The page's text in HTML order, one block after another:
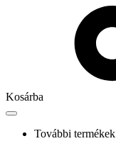
Kosárba
További termékek